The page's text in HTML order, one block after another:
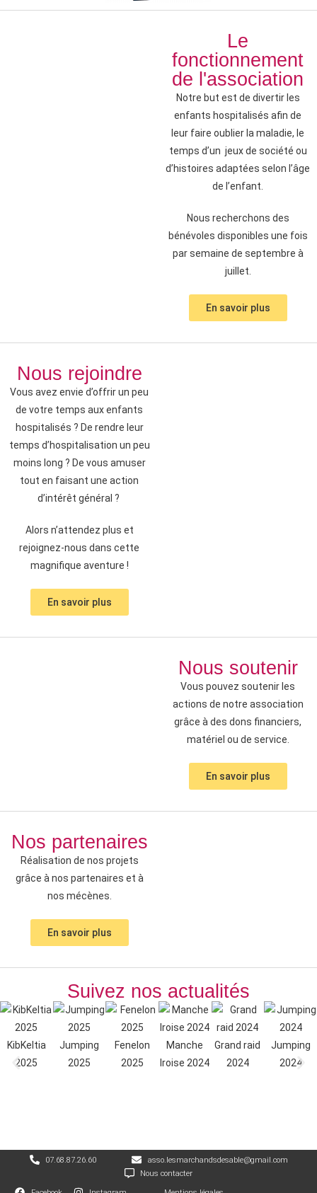
Le
fonctionnement
de l'association
Notre but est de divertir les
enfants hospitalisés afin de
leur faire oublier la maladie, le
temps d’un jeux de société ou
d’histoires adaptées selon l’âge
de l’enfant.
Nous recherchons des
bénévoles disponibles une fois
par semaine de septembre à
juillet.
En savoir plus
Nous rejoindre
Vous avez envie d’offrir un peu
de votre temps aux enfants
hospitalisés ? De rendre leur
temps d’hospitalisation un peu
moins long ? De vous amuser
tout en faisant une action
d’intérêt général ?
Alors n’attendez plus et
rejoignez-nous dans cette
magnifique aventure !
En savoir plus
Nous soutenir
Vous pouvez soutenir les
actions de notre association
grâce à des dons financiers,
matériel ou de service.
En savoir plus
Nos partenaires
Réalisation de nos projets
grâce à nos partenaires et à
nos mécènes.
En savoir plus
Suivez nos actualités
KibKeltia
2025
Jumping
2025
Fenelon
2025
Manche
Iroise 2024
Grand raid
2024
Jumping
2024
07.68.87.26.60
asso.lesmarchandsdesable@gmail.com
Nous contacter